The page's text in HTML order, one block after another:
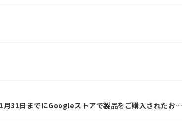
31日までにGoogleストアで製品をご購入されたお客